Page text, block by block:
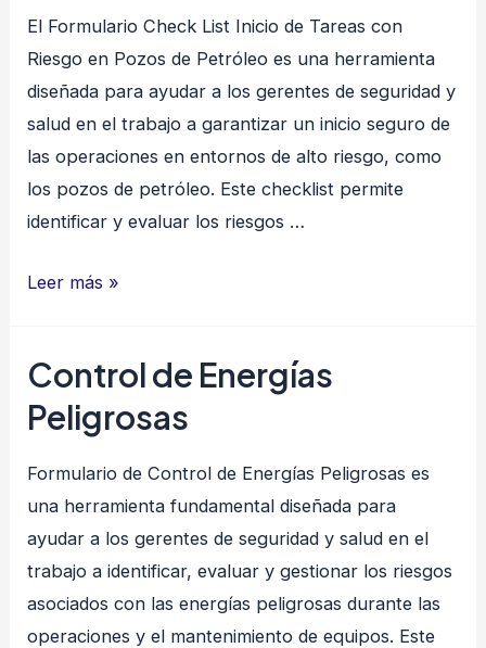
El Formulario Check List Inicio de Tareas con
Riesgo en Pozos de Petróleo es una herramienta
diseñada para ayudar a los gerentes de seguridad y
salud en el trabajo a garantizar un inicio seguro de
las operaciones en entornos de alto riesgo, como
los pozos de petróleo. Este checklist permite
identificar y evaluar los riesgos …
Check
de
Tareas
Riesgo
en
Pozos
de
Petroleo
Leer más »
Control de Energías
Peligrosas
Formulario de Control de Energías Peligrosas es
una herramienta fundamental diseñada para
ayudar a los gerentes de seguridad y salud en el
trabajo a identificar, evaluar y gestionar los riesgos
asociados con las energías peligrosas durante las
operaciones y el mantenimiento de equipos. Este